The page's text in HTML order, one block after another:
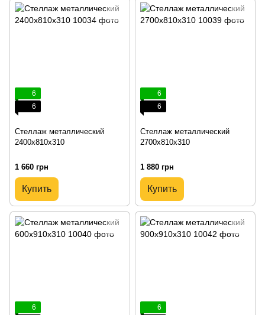
6
6
Стеллаж металлический
2400х810х310
1 660 грн
Купить
6
6
Стеллаж металлический
2700х810х310
1 880 грн
Купить
6
6